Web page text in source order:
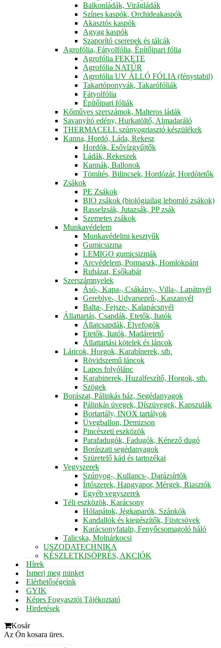
Balkonládák, Virágládák
Színes kaspók, Orchideakaspók
Akasztós kaspók
Agyag kaspók
Szaporító cserepek és tálcák
Agrofólia, Fátyolfólia, Építőipari fólia
Agrofólia FEKETE
Agrofólia NATÚR
Agrofólia UV ÁLLÓ FÓLIA (fénystabil)
Takartóponyvák, Takarófóliák
Fátyolfólia
Építőipari fóliák
Kőműves szerszámok, Malteros ládák
Savanyító edény, Hurkatöltő, Almadaráló
THERMACELL szúnyogriasztó készülékek
Kanna, Hordó, Láda, Rekesz
Hordók, Esővízgyűjtők
Ládák, Rekeszek
Kannák, Ballonok
Tömítés, Bilincsek, Hordózár, Hordótetők
Zsákok
PE Zsákok
BIO zsákok (biológiailag lebomló zsákok)
Rasselzsák, Jutazsák, PP zsák
Szemetes zsákok
Munkavédelem
Munkavédelmi kesztyűk
Gumicsizma
LEMIGO gumicsizmák
Arcvédelem, Pormaszk, Homlokpánt
Ruházat, Esőkabát
Szerszámnyelek
Ásó-, Kapa-, Csákány-, Villa-, Lapátnyél
Gereblye-, Udvarseprű-, Kaszanyél
Balta-, Fejsze-, Kalapácsnyél
Állattartás, Csapdák, Etetők, Itatók
Állatcsapdák, Élvefogók
Etetők, Itatók, Madáretető
Állattartási kötelek és láncok
Láncok, Horgok, Karabínerek, stb.
Rövidszemű láncok
Lapos folyólánc
Karabinerek, Huzalfeszítő, Horgok, stb.
Szögek
Borászat, Pálinkás ház, Segédanyagok
Pálinkás üvegek, Díszüvegek, Kapszulák
Bortartály, INOX tartályok
Üvegballon, Demizson
Pincészeti eszközök
Parafadugók, Fadugók, Kénező dugó
Borászati segédanyagok
Szüretelő kád és tartozékai
Vegyszerek
Szúnyog-, Kullancs-, Darázsírtók
Írtószerek, Hangyapor, Mérgek, Riasztók
Egyéb vegyszerek
Téli eszközök, Karácsony
Hólapátok, Jégkaparók, Szánkók
Kandallók és kiegészítők, Füstcsövek
Karácsonyfatalp, Fenyőcsomagoló háló
Talicska, Molnárkocsi
USZODATECHNIKA
KÉSZLETKISÖPRÉS, AKCIÓK
Hírek
Ismerj meg minket
Elérhetőségeink
GYIK
Képes Fogyasztói Tájékoztató
Hirdetések
Kosár
Az Ön kosara üres.